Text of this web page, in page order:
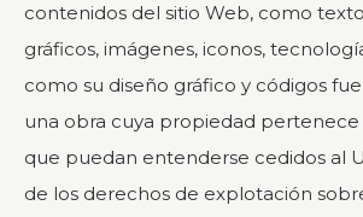
contenidos del sitio Web, como
gráficos, imágenes, iconos,
como su diseño gráfico y códigos
una obra cuya propiedad pertenece
que puedan entenderse cedidos al
de los derechos de explotación